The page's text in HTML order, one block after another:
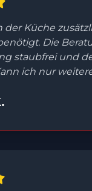
der Küche
Die
staubfrei und
ich nur